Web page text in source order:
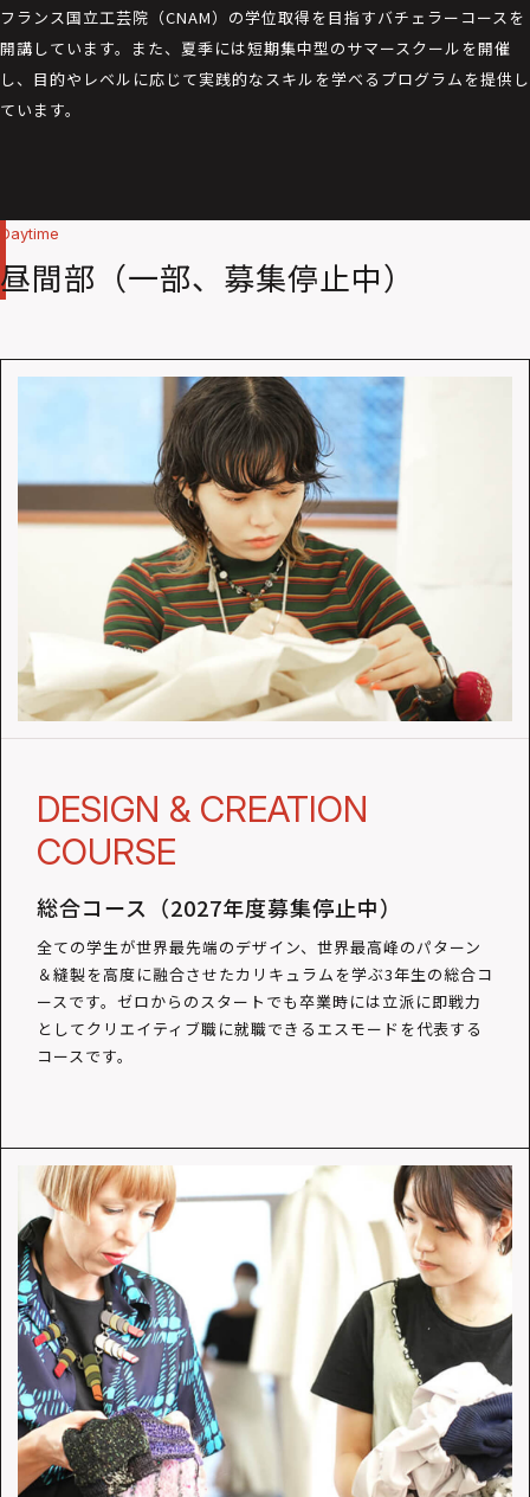
フランス国立工芸院（CNAM）の学位取得を目指すバチェラーコースを
開講しています。また、夏季には短期集中型のサマースクールを開催
し、目的やレベルに応じて実践的なスキルを学べるプログラムを提供し
ています。
Daytime
昼間部（一部、募集停止中）
DESIGN & CREATION
COURSE
総合コース（2027年度募集停止中）
全ての学生が世界最先端のデザイン、世界最高峰のパターン
＆縫製を高度に融合させたカリキュラムを学ぶ3年生の総合コ
ースです。ゼロからのスタートでも卒業時には立派に即戦力
としてクリエイティブ職に就職できるエスモードを代表する
コースです。